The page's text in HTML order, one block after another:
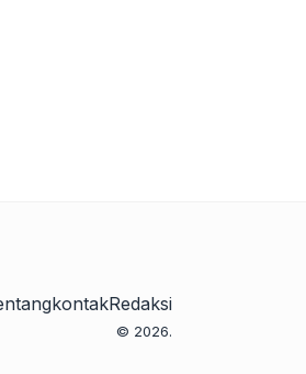
kontakRedaksi
© 2026.